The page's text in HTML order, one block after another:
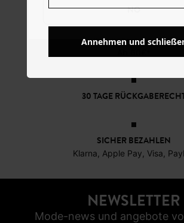
NO
KOSTENFREIE LIEFERUNG
30 TAGE
SICHER BEZAHLEN
Klarna, Apple Pay, Visa,
NEWSLETTER
Mode-news und angebote
Annehmen und